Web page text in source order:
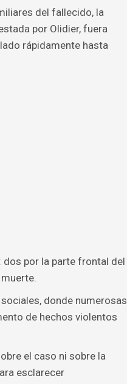
del fallecido, la
por Olidier, fuera
rápidamente hasta
dos por la parte frontal del
donde numerosas
de hechos violentos
el caso ni sobre la
esclarecer